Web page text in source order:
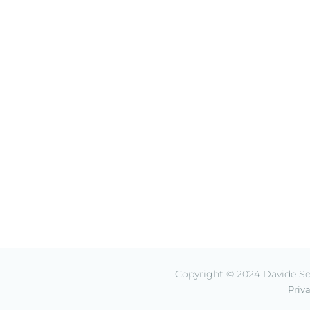
Copyright © 2024 Davide